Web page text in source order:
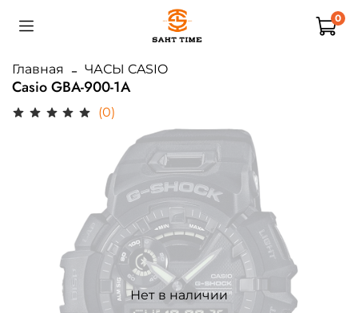
0
Главная ЧАСЫ CASIO
Casio GBA-900-1A
(0)
Нет в наличии